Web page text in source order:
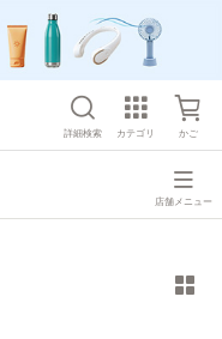
詳細検索 カテゴリ かご
店舗メニュー